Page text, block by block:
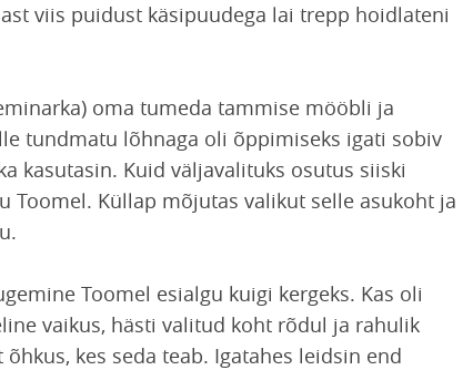
viis puidust käsipuudega lai trepp hoidlateni
oma tumeda tammise mööbli ja
tundmatu lõhnaga oli õppimiseks igati sobiv
kasutasin. Kuid väljavalituks osutus siiski
Toomel. Küllap mõjutas valikut selle asukoht ja
Toomel esialgu kuigi kergeks. Kas oli
vaikus, hästi valitud koht rõdul ja rahulik
kes seda teab. Igatahes leidsin end